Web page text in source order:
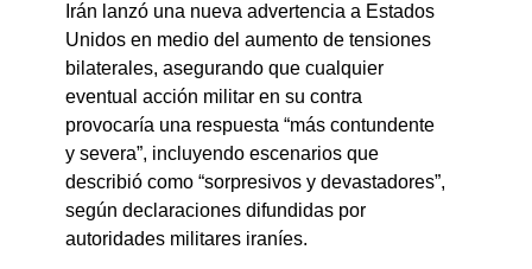
Irán lanzó una nueva advertencia a Estados
Unidos en medio del aumento de tensiones
bilaterales, asegurando que cualquier
eventual acción militar en su contra
provocaría una respuesta “más contundente
y severa”, incluyendo escenarios que
describió como “sorpresivos y devastadores”,
según declaraciones difundidas por
autoridades militares iraníes.